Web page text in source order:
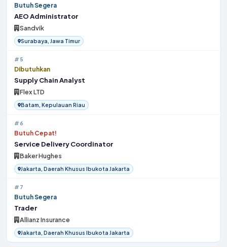
Butuh Segera
AEO Administrator
Sandvik
Surabaya, Jawa Timur
#5
Dibutuhkan
Supply Chain Analyst
Flex LTD
Batam, Kepulauan Riau
#6
Butuh Cepat!
Service Delivery Coordinator
Baker Hughes
Jakarta, Daerah Khusus Ibukota Jakarta
#7
Butuh Segera
Trader
Allianz Insurance
Jakarta, Daerah Khusus Ibukota Jakarta